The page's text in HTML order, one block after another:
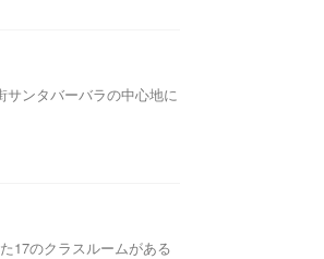
ンタバーバラの中心地に
17のクラスルームがある